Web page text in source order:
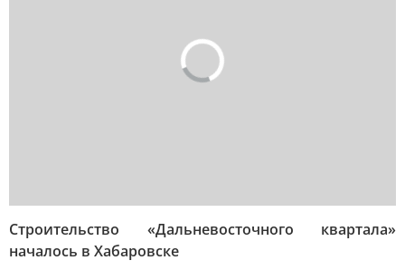
Строительство «Дальневосточного квартала»
началось в Хабаровске